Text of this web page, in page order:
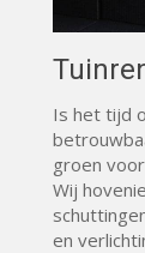
Is het tijd
groen
Wij
en